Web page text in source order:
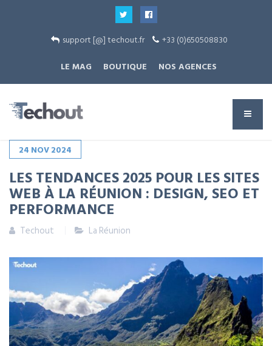
support [@] techout.fr
+33 (0)650508830
LE MAG
BOUTIQUE NOS AGENCES
24 NOV2024
LES TENDANCES 2025 POUR LES SITES
WEB À LA RÉUNION : DESIGN, SEO ET
PERFORMANCE
Techout La Réunion